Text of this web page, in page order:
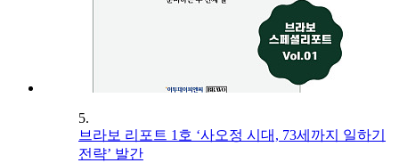
5.
브라보 리포트 1호 ‘사오정 시대, 73세까지 일하기
전략’ 발간